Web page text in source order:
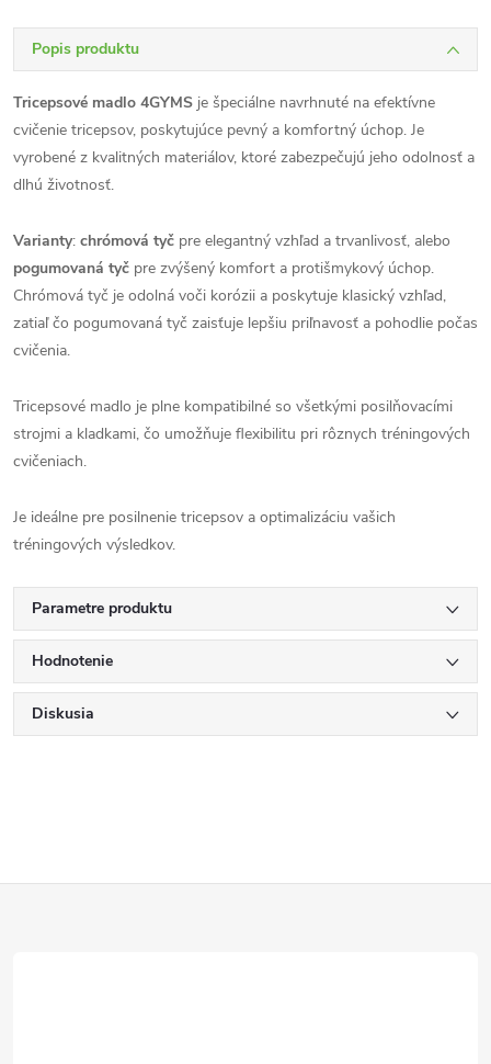
Popis produktu
Tricepsové madlo 4GYMS je špeciálne navrhnuté na efektívne
cvičenie tricepsov, poskytujúce pevný a komfortný úchop. Je
vyrobené z kvalitných materiálov, ktoré zabezpečujú jeho odolnosť a
dlhú životnosť.
Varianty: chrómová tyč pre elegantný vzhľad a trvanlivosť, alebo
pogumovaná tyč pre zvýšený komfort a protišmykový úchop.
Chrómová tyč je odolná voči korózii a poskytuje klasický vzhľad,
zatiaľ čo pogumovaná tyč zaisťuje lepšiu priľnavosť a pohodlie počas
cvičenia.
Tricepsové madlo je plne kompatibilné so všetkými posilňovacími
strojmi a kladkami, čo umožňuje flexibilitu pri rôznych tréningových
cvičeniach.
Je ideálne pre posilnenie tricepsov a optimalizáciu vašich
tréningových výsledkov.
Parametre produktu
Hodnotenie
Diskusia